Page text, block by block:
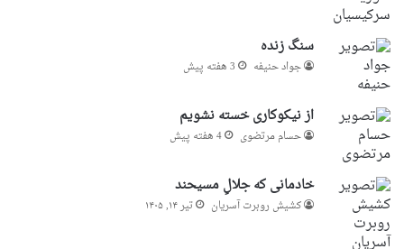
سنگ زنده
جواد حنیفه 3 هفته پیش
از نیکوکاری خسته نشویم
حسام مرتضوی 4 هفته پیش
خادمانی که جلالِ مسیحند
کشیش روبرت آسریان تیر ۱۴, ۱۴۰۵